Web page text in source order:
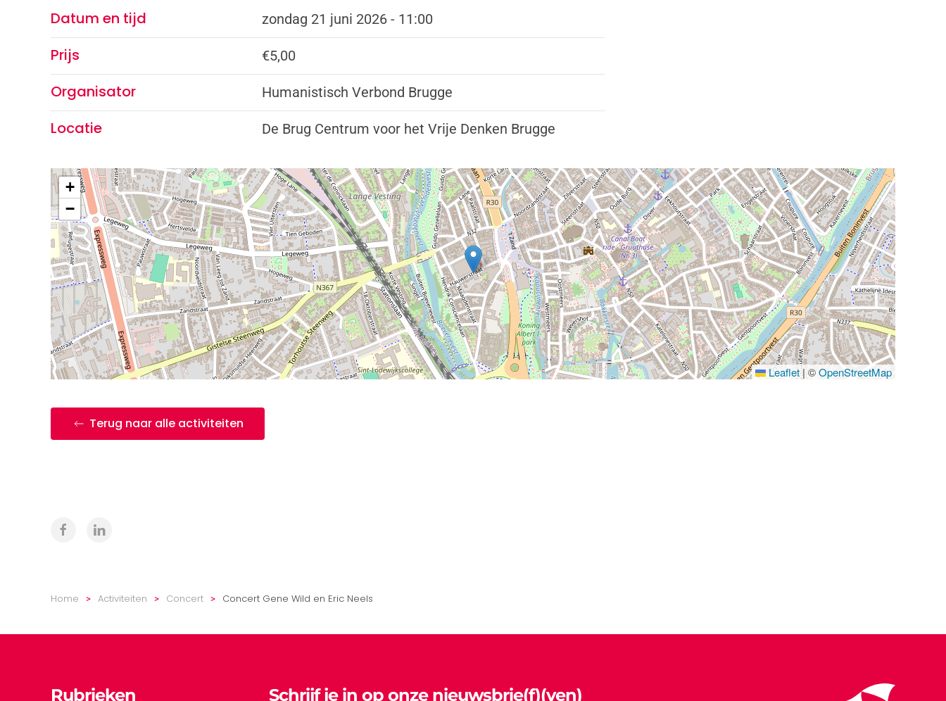
Datum en tijd zondag 21 juni 2026 - 11:00
Prijs €5,00
Organisator Humanistisch Verbond Brugge
Locatie De Brug Centrum voor het Vrije Denken Brugge
+
−
Leaflet| ©OpenStreetMap
Terug naar alle activiteiten
Home Activiteiten Concert Concert Gene Wild en Eric Neels
Rubrieken Schrijf je in op onze nieuwsbrie(f)(ven)